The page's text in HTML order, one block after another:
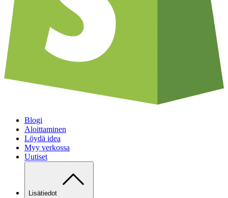
Blogi
Aloittaminen
Löydä idea
Myy verkossa
Uutiset
Lisätiedot